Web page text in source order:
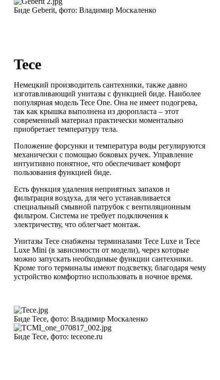
Биде Geberit, фото: Владимир Москаленко
Tece
Немецкий производитель сантехники, также давно
изготавливающий унитазы с функцией биде. Наиболее
популярная модель Tece One. Она не имеет подогрева,
так как крышка выполнена из дюропласта – этот
современный материал практически моментально
приобретает температуру тела.
Положение форсунки и температура воды регулируются
механически с помощью боковых ручек. Управление
интуитивно понятное, что обеспечивает комфорт
пользования функцией биде.
Есть функция удаления неприятных запахов и
фильтрация воздуха, для чего устанавливается
специальный смывной патрубок с вентиляционным
фильтром. Система не требует подключения к
электричеству, что облегчает монтаж.
Унитазы Tece снабжены терминалами Tece Luxe и Tece
Luxe Mini (в зависимости от модели), через которые
можно запускать необходимые функции сантехники.
Кроме того терминалы имеют подсветку, благодаря чему
устройство комфортно использовать в ночное время.
Биде Tece, фото: Владимир Москаленко
Биде Tece, фото: teceone.ru